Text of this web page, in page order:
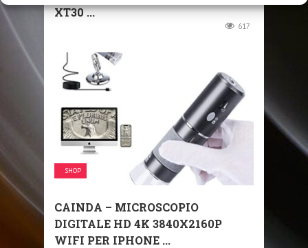
XT30 ...
617
SHOP
CAINDA – MICROSCOPIO
DIGITALE HD 4K 3840X2160P
WIFI PER IPHONE ...